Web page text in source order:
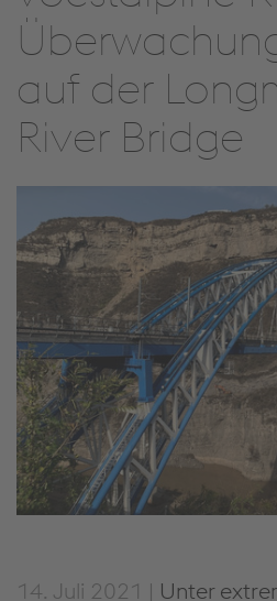
auf der
River Bridge
14. Juli 2021 | Unter